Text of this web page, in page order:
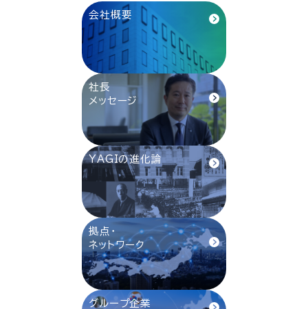
会社概要
社長
メッセージ
YAGIの進化論
拠点・
ネットワーク
グループ企業